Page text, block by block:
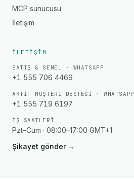
MCP sunucusu
İletişim
İLETIŞIM
SATIŞ & GENEL · WHATSAPP
+1 555 706 4469
AKTIF MÜŞTERI DESTEĞI · WHATSAPP
+1 555 719 6197
İŞ SAATLERI
Pzt–Cum · 08:00–17:00 GMT+1
Şikayet gönder →